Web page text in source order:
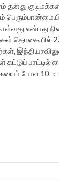
தனது
என்பது
தொகையில்
பாட்டில்
போல 10